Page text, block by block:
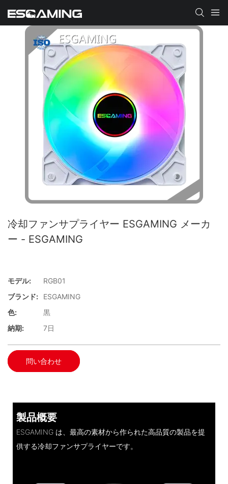
冷却ファンサプライヤー ESGAMING メーカ
ー - ESGAMING
モデル:
RGB01
ブランド:
ESGAMING
色:
黒
納期:
7日
問い合わせ
製品概要
ESGAMING は、最高の素材から作られた高品質の製品を提
供する冷却ファンサプライヤーです。